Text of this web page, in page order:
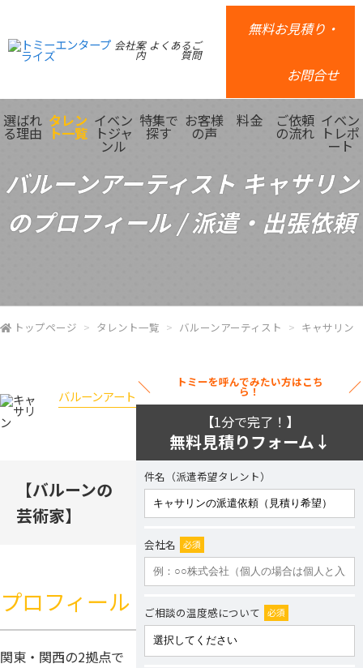
会社案
内
よくあるご
質問
無料お見積り・
お問合せ
選ばれ
る理由
タレン
ト一覧
イベン
トジャ
ンル
特集で
探す
お客様
の声
料金 ご依頼
の流れ
イベン
トレポ
ート
バルーンアーティスト キャサリン
のプロフィール / 派遣・出張依頼
トップページ タレント一覧 バルーンアーティスト キャサリン
バルーンアート
【バルーンの
芸術家】
プロフィール
関東・関西の2拠点で
トミーを呼んでみたい方はこち
ら！
【1分で完了！】
無料見積りフォーム↓
件名（派遣希望タレント）
会社名 必須
ご相談の温度感について 必須